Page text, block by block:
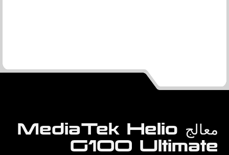
معالج MediaTek Helio
G100 Ultimate